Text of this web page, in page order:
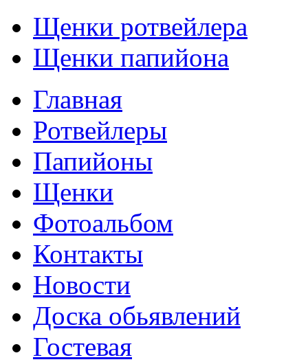
Щенки ротвейлера
Щенки папийона
Главная
Ротвейлеры
Папийоны
Щенки
Фотоальбом
Контакты
Новости
Доска обьявлений
Гостевая